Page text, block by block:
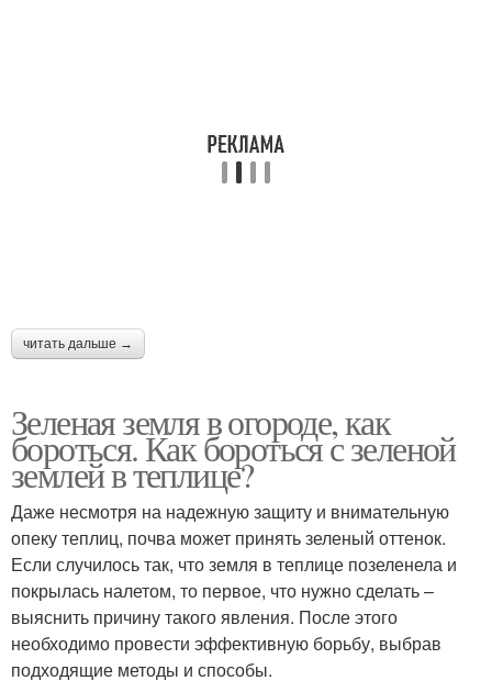
читать дальше →
Зеленая земля в огороде, как
бороться. Как бороться с зеленой
землей в теплице?
Даже несмотря на надежную защиту и внимательную
опеку теплиц, почва может принять зеленый оттенок.
Если случилось так, что земля в теплице позеленела и
покрылась налетом, то первое, что нужно сделать –
выяснить причину такого явления. После этого
необходимо провести эффективную борьбу, выбрав
подходящие методы и способы.